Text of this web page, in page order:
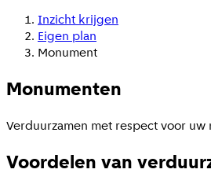
Inzicht krijgen
Eigen plan
Monument
Monumenten
Verduurzamen met respect voor uw
Voordelen van